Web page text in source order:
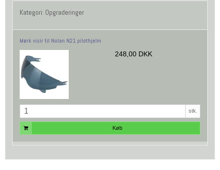
Kategori: Opgraderinger
Mørk visir til Nolan N21 pilothjelm
248,00 DKK
stk.
Køb